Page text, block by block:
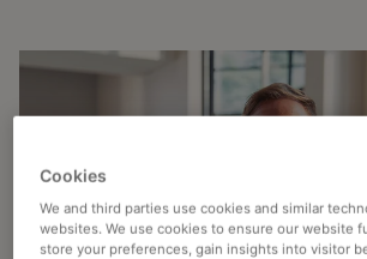
Cookies
We and third parties use cookies and similar
websites. We use cookies to ensure our website
store your preferences, gain insights into visitor